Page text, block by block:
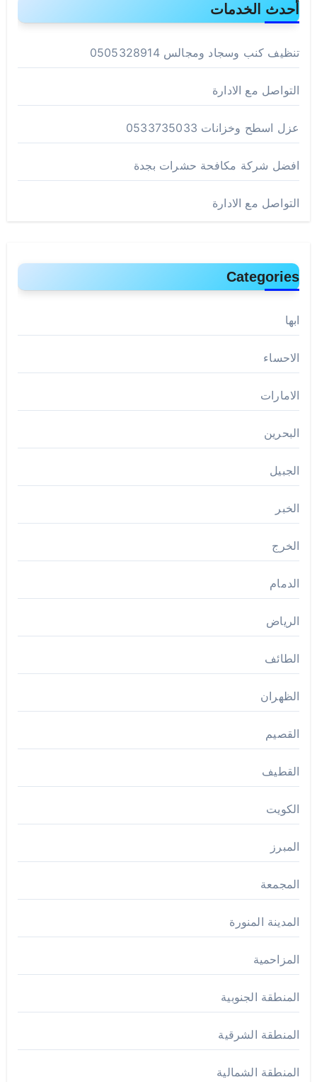
أحدث الخدمات
تنظيف كنب وسجاد ومجالس 0505328914
التواصل مع الادارة
عزل اسطح وخزانات 0533735033
افضل شركة مكافحة حشرات بجدة
التواصل مع الادارة
Categories
ابها
الاحساء
الامارات
البحرين
الجبيل
الخبر
الخرج
الدمام
الرياض
الطائف
الظهران
القصيم
القطيف
الكويت
المبرز
المجمعة
المدينة المنورة
المزاحمية
المنطقة الجنوبية
المنطقة الشرقية
المنطقة الشمالية